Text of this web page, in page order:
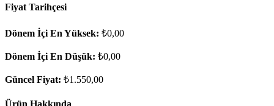
Fiyat Tarihçesi
Dönem İçi En Yüksek: ₺0,00
Dönem İçi En Düşük: ₺0,00
Güncel Fiyat: ₺1.550,00
Ürün Hakkında